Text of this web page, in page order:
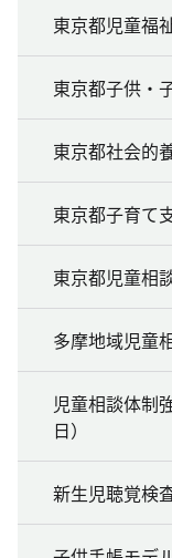
東京都児童福
東京都子供・
東京都社会的
東京都子育て
東京都児童相
多摩地域児童
児童相談体制
日）
新生児聴覚検